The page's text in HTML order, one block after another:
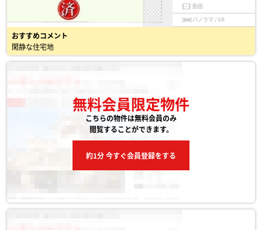
動画
パノラマ / VR
おすすめコメント
閑静な住宅地
無料会員限定物件
こちらの物件は無料会員のみ
閲覧することができます。
約1分 今すぐ会員登録をする